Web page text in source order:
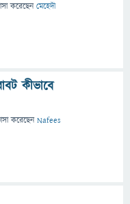
করেছেনমেহেদী
কীভাবে
করেছেনNafees